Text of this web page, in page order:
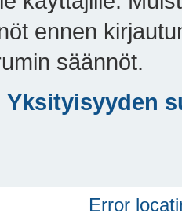
ennen
säännöt.
Yksityisyyden
Error